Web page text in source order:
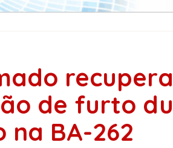
de furto
na BA-262